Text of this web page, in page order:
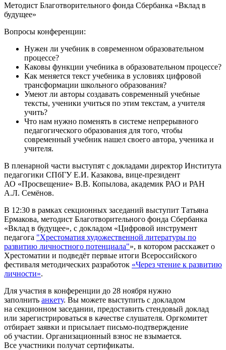
Методист Благотворительного фонда Сбербанка «Вклад в
будущее»
Вопросы конференции:
Нужен ли учебник в современном образовательном
процессе?
Каковы функции учебника в образовательном процессе?
Как меняется текст учебника в условиях цифровой
трансформации школьного образования?
Умеют ли авторы создавать современный учебные
тексты, ученики учиться по этим текстам, а учителя
учить?
Что нам нужно поменять в системе непрерывного
педагогического образования для того, чтобы
современный учебник нашел своего автора, ученика и
учителя.
В пленарной части выступят с докладами директор Института
педагогики СПбГУ Е.И. Казакова, вице-президент
АО «Просвещение» В.В. Копылова, академик РАО и РАН
А.Л. Семёнов.
В 12:30 в рамках секционных заседаний выступит Татьяна
Ермакова, методист Благотворительного фонда Сбербанка
«Вклад в будущее», с докладом «Цифровой инструмент
педагога "Хрестоматия художественной литературы по
развитию личностного потенциала"», в котором расскажет о
Хрестоматии и подведёт первые итоги Всероссийского
фестиваля методических разработок «Через чтение к развитию
личности».
Для участия в конференции до 28 ноября нужно
заполнить анкету. Вы можете выступить с докладом
на секционном заседании, предоставить стендовый доклад
или зарегистрироваться в качестве слушателя. Оргкомитет
отбирает заявки и присылает письмо-подтверждение
об участии. Организационный взнос не взымается.
Все участники получат сертификаты.